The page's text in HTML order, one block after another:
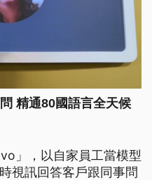
精通80國語言全天候
」，以自家員工當模型
視訊回答客戶跟同事問